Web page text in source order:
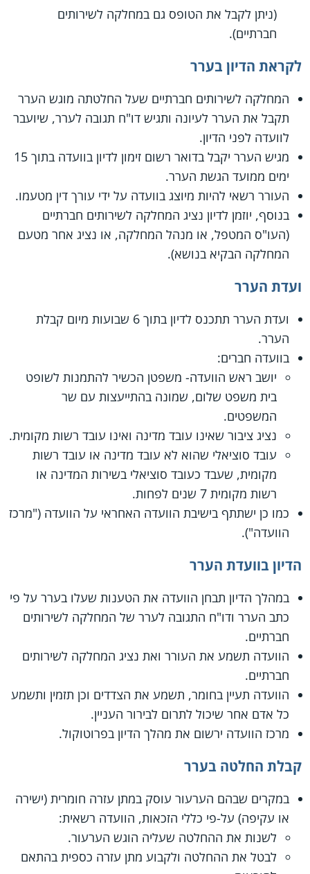
(ניתן לקבל את הטופס גם במחלקה לשירותים
חברתיים).
לקראת הדיון בערר
המחלקה לשירותים חברתיים שעל החלטתה מוגש הערר
תקבל את הערר לעיונה ותגיש דו"ח תגובה לערר, שיועבר
לוועדה לפני הדיון.
מגיש הערר יקבל בדואר רשום זימון לדיון בוועדה בתוך 15
ימים ממועד הגשת הערר.
העורר רשאי להיות מיוצג בוועדה על ידי עורך דין מטעמו.
בנוסף, יוזמן לדיון נציג המחלקה לשירותים חברתיים
(העו"ס המטפל, או מנהל המחלקה, או נציג אחר מטעם
המחלקה הבקיא בנושא).
ועדת הערר
ועדת הערר תתכנס לדיון בתוך 6 שבועות מיום קבלת
הערר.
בוועדה חברים:
יושב ראש הוועדה- משפטן הכשיר להתמנות לשופט
בית משפט שלום, שמונה בהתייעצות עם שר
המשפטים.
נציג ציבור שאינו עובד מדינה ואינו עובד רשות מקומית.
עובד סוציאלי שהוא לא עובד מדינה או עובד רשות
מקומית, שעבד כעובד סוציאלי בשירות המדינה או
רשות מקומית 7 שנים לפחות.
כמו כן ישתתף בישיבת הוועדה האחראי על הוועדה ("מרכז
הוועדה").
הדיון בוועדת הערר
במהלך הדיון תבחן הוועדה את הטענות שעלו בערר על פי
כתב הערר ודו"ח התגובה לערר של המחלקה לשירותים
חברתיים.
הוועדה תשמע את העורר ואת נציג המחלקה לשירותים
חברתיים.
הוועדה תעיין בחומר, תשמע את הצדדים וכן תזמין ותשמע
כל אדם אחר שיכול לתרום לבירור העניין.
מרכז הוועדה ירשום את מהלך הדיון בפרוטוקול.
קבלת החלטה בערר
במקרים שבהם הערעור עוסק במתן עזרה חומרית (ישירה
או עקיפה) על-פי כללי הזכאות, הוועדה רשאית:
לשנות את ההחלטה שעליה הוגש הערעור.
לבטל את ההחלטה ולקבוע מתן עזרה כספית בהתאם